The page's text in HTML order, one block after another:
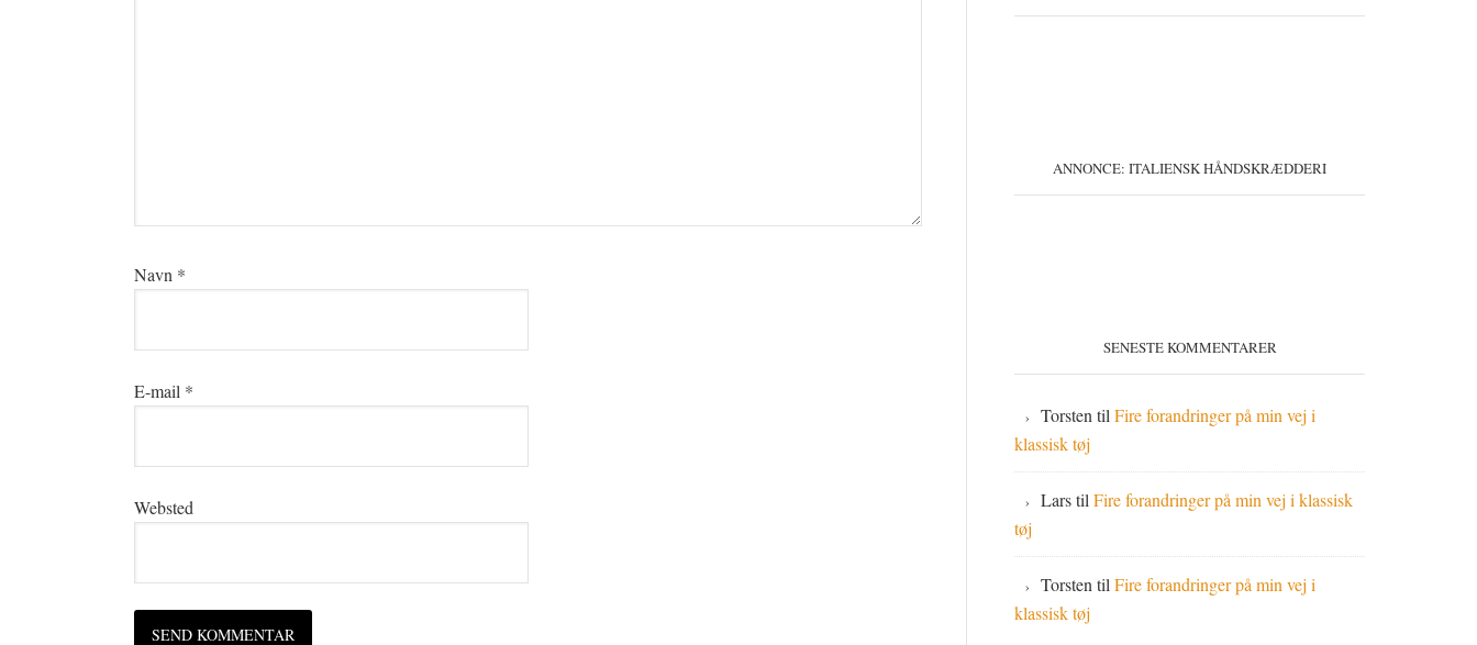
Navn *
E-mail *
Websted
ANNONCE: ITALIENSK HÅNDSKRÆDDERI
SENESTE KOMMENTARER
Torsten til Fire forandringer på min vej i
klassisk tøj
Larstil Fire forandringer på min vej i klassisk
tøj
Torsten til Fire forandringer på min vej i
klassisk tøj